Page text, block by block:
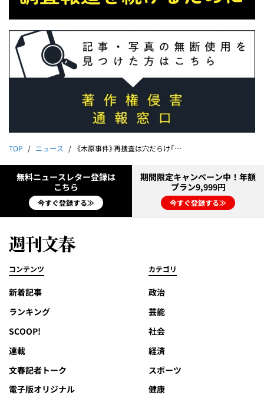
TOP ニュース 《木原事件》再捜査は穴だらけ「事件性なし」に元捜査員が猛反論、遺族は怒り心頭
無料ニュースレター登録は
こちら
今すぐ登録する≫
期間限定キャンペーン中！年額
プラン9,999円
今すぐ登録する≫
コンテンツ
新着記事
ランキング
SCOOP!
連載
文春記者トーク
電子版オリジナル
カテゴリ
政治
芸能
社会
経済
スポーツ
健康